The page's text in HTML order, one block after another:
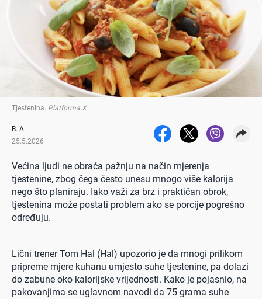
Tjestenina. Platforma X
B. A.
25.5.2026
Većina ljudi ne obraća pažnju na način mjerenja
tjestenine, zbog čega često unesu mnogo više kalorija
nego što planiraju. Iako važi za brz i praktičan obrok,
tjestenina može postati problem ako se porcije pogrešno
određuju.
Lični trener Tom Hal (Hal) upozorio je da mnogi prilikom
pripreme mjere kuhanu umjesto suhe tjestenine, pa dolazi
do zabune oko kalorijske vrijednosti. Kako je pojasnio, na
pakovanjima se uglavnom navodi da 75 grama suhe